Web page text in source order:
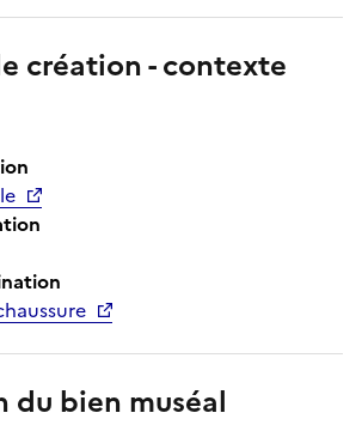
création - contexte
du bien muséal